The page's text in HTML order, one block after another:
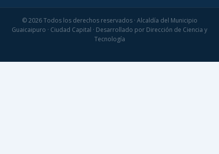
© 2026 Todos los derechos reservados · Alcaldía del Municipio
Guaicaipuro · Ciudad Capital · Desarrollado por Dirección de Ciencia y
Tecnología